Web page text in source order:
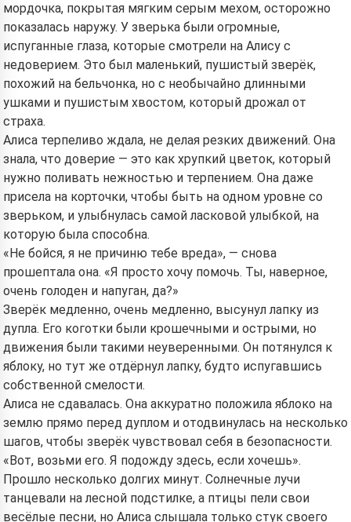
мордочка, покрытая мягким серым мехом, осторожно
показалась наружу. У зверька были огромные,
испуганные глаза, которые смотрели на Алису с
недоверием. Это был маленький, пушистый зверёк,
похожий на бельчонка, но с необычайно длинными
ушками и пушистым хвостом, который дрожал от
страха.
Алиса терпеливо ждала, не делая резких движений. Она
знала, что доверие — это как хрупкий цветок, который
нужно поливать нежностью и терпением. Она даже
присела на корточки, чтобы быть на одном уровне со
зверьком, и улыбнулась самой ласковой улыбкой, на
которую была способна.
«Не бойся, я не причиню тебе вреда», — снова
прошептала она. «Я просто хочу помочь. Ты, наверное,
очень голоден и напуган, да?»
Зверёк медленно, очень медленно, высунул лапку из
дупла. Его коготки были крошечными и острыми, но
движения были такими неуверенными. Он потянулся к
яблоку, но тут же отдёрнул лапку, будто испугавшись
собственной смелости.
Алиса не сдавалась. Она аккуратно положила яблоко на
землю прямо перед дуплом и отодвинулась на несколько
шагов, чтобы зверёк чувствовал себя в безопасности.
«Вот, возьми его. Я подожду здесь, если хочешь».
Прошло несколько долгих минут. Солнечные лучи
танцевали на лесной подстилке, а птицы пели свои
весёлые песни, но Алиса слышала только стук своего